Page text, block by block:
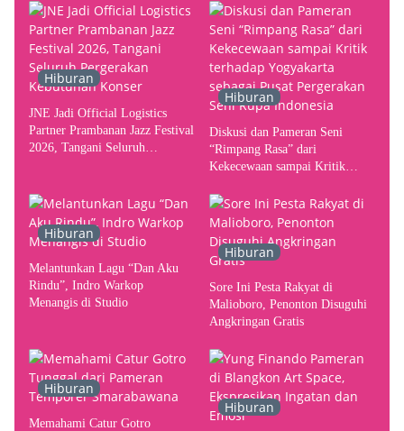
Hiburan
JNE Jadi Official Logistics
Partner Prambanan Jazz Festival
2026, Tangani Seluruh
Hiburan
Diskusi dan Pameran Seni
“Rimpang Rasa” dari
Kekecewaan sampai Kritik
Pusat Pergerakan Seni Rupa
Indonesia
Hiburan
Melantunkan Lagu “Dan Aku
Rindu”, Indro Warkop
Menangis di Studio
Hiburan
Sore Ini Pesta Rakyat di
Malioboro, Penonton Disuguhi
Angkringan Gratis
Hiburan
Memahami Catur Gotro
Hiburan